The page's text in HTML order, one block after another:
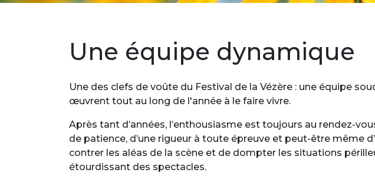
Une équipe dynamique
Une des clefs de voûte du Festival de la Vézère : une équipe
œuvrent tout au long de l'année à le faire vivre.
Après tant d’années, l’enthousiasme est toujours au rendez-
de patience, d’une rigueur à toute épreuve et peut-être même
contrer les aléas de la scène et de dompter les situations
étourdissant des spectacles.